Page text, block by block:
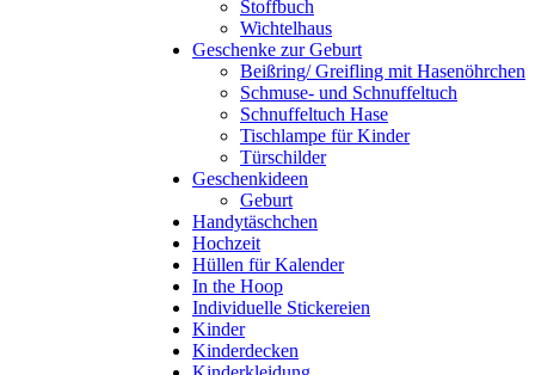
Stoffbuch
Wichtelhaus
Geschenke zur Geburt
Beißring/ Greifling mit Hasenöhrchen
Schmuse- und Schnuffeltuch
Schnuffeltuch Hase
Tischlampe für Kinder
Türschilder
Geschenkideen
Geburt
Handytäschchen
Hochzeit
Hüllen für Kalender
In the Hoop
Individuelle Stickereien
Kinder
Kinderdecken